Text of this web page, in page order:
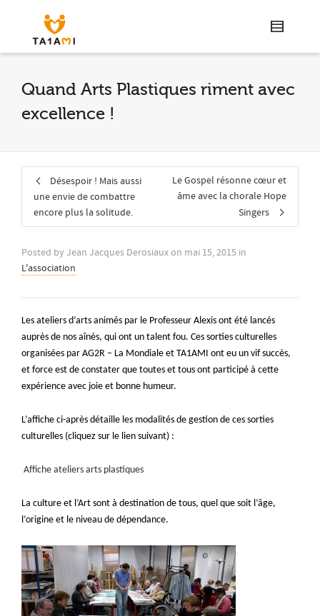
Quand Arts Plastiques riment avec
excellence !
Désespoir ! Mais aussi
une envie de combattre
encore plus la solitude.
Le Gospel résonne cœur et
âme avec la chorale Hope
Singers
Posted by Jean Jacques Derosiauxon mai 15, 2015 in
L'association
Les ateliers d’arts animés par le Professeur Alexis ont été lancés
auprès de nos aînés, qui ont un talent fou. Ces sorties culturelles
organisées par AG2R – La Mondiale et TA1AMI ont eu un vif succès,
et force est de constater que toutes et tous ont participé à cette
expérience avec joie et bonne humeur.
L’affiche ci-après détaille les modalités de gestion de ces sorties
culturelles (cliquez sur le lien suivant) :
Affiche ateliers arts plastiques
La culture et l’Art sont à destination de tous, quel que soit l’âge,
l’origine et le niveau de dépendance.